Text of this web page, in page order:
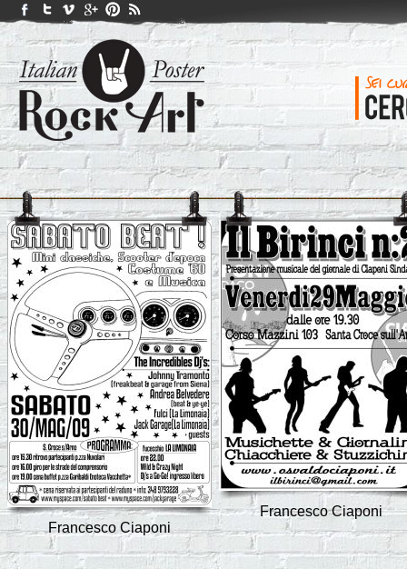
Francesco Ciaponi
Francesco Ciaponi